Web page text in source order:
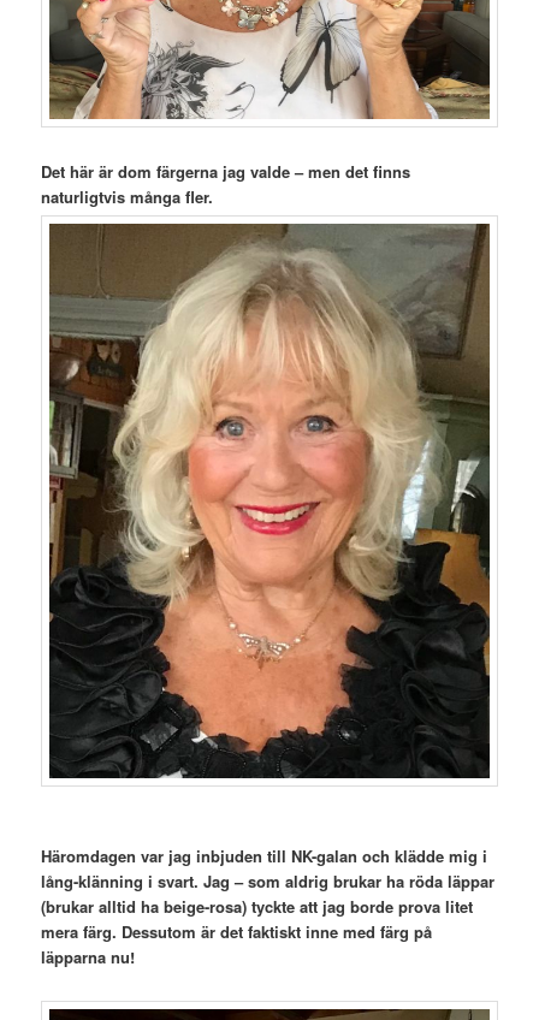
Det här är dom färgerna jag valde – men det finns
naturligtvis många fler.
Häromdagen var jag inbjuden till NK-galan och klädde mig i
lång-klänning i svart. Jag – som aldrig brukar ha röda läppar
(brukar alltid ha beige-rosa) tyckte att jag borde prova litet
mera färg. Dessutom är det faktiskt inne med färg på
läpparna nu!